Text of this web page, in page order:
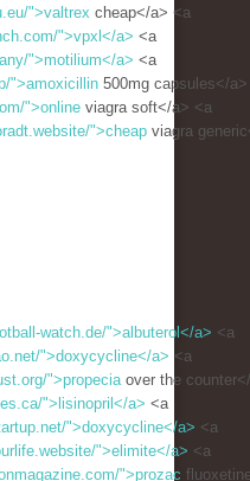
">valtrex cheap</a> <a
">vpxl</a> <a
">motilium</a> <a
">amoxicillin 500mg capsules</
">online viagra soft</a> <a
">cheap viagra
watch.de/">albuterol</a> <a
">doxycycline</a> <a
">propeciaover the
">lisinopril</a> <a
">doxycycline</a> <a
">elimite</a> <a
">prozac